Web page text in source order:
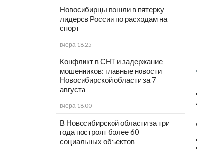
Новосибирцы вошли в пятерку
лидеров России по расходам на
спорт
вчера 18:25
Конфликт в СНТ и задержание
мошенников: главные новости
Новосибирской области за 7
августа
вчера 18:00
В Новосибирской области за три
года построят более 60
социальных объектов